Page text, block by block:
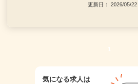
更新日： 2026/05/
1
気になる求人は